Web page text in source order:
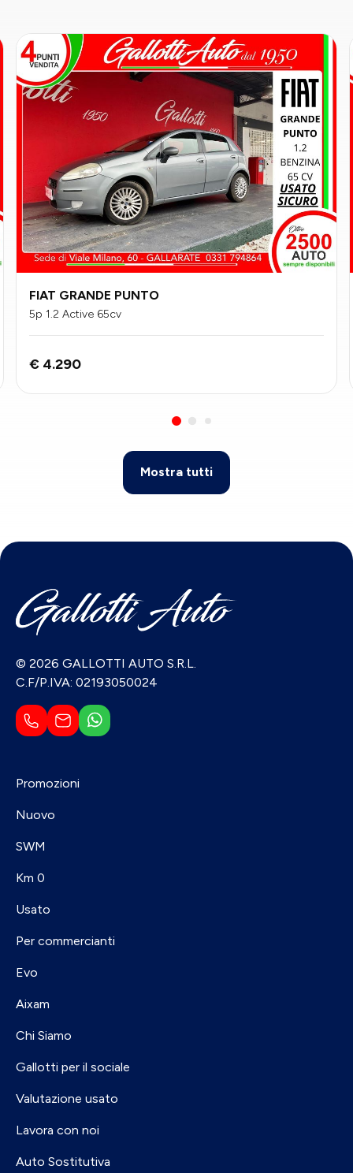
FIAT GRANDE PUNTO
5p 1.2 Active 65cv
€ 4.290
Mostra tutti
© 2026 GALLOTTI AUTO S.R.L.
C.F/P.IVA: 02193050024
Promozioni
Nuovo
SWM
Km 0
Usato
Per commercianti
Evo
Aixam
Chi Siamo
Gallotti per il sociale
Valutazione usato
Lavora con noi
Auto Sostitutiva